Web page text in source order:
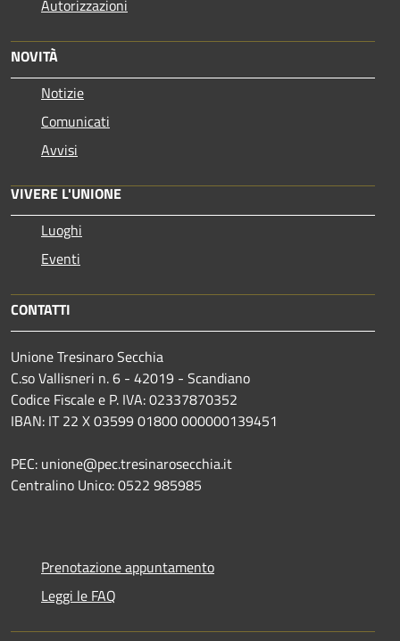
Autorizzazioni
NOVITÀ
Notizie
Comunicati
Avvisi
VIVERE L'UNIONE
Luoghi
Eventi
CONTATTI
Unione Tresinaro Secchia
C.so Vallisneri n. 6 - 42019 - Scandiano
Codice Fiscale e P. IVA: 02337870352
IBAN: IT 22 X 03599 01800 000000139451
PEC: unione@pec.tresinarosecchia.it
Centralino Unico: 0522 985985
Prenotazione appuntamento
Leggi le FAQ